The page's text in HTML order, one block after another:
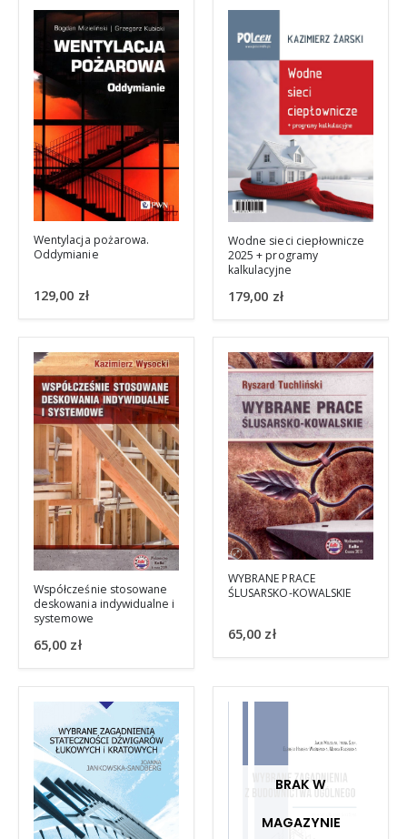
Wentylacja pożarowa.
Oddymianie
129,00 zł
Wodne sieci ciepłownicze
2025 + programy
kalkulacyjne
179,00 zł
Współcześnie stosowane
deskowania indywidualne i
systemowe
65,00 zł
WYBRANE PRACE
ŚLUSARSKO-KOWALSKIE
65,00 zł
BRAK W
MAGAZYNIE